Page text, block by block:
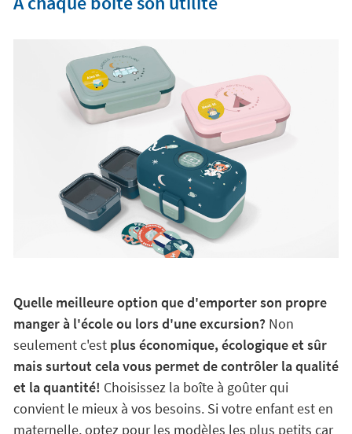
A chaque boîte son utilité
Quelle meilleure option que d'emporter son propre